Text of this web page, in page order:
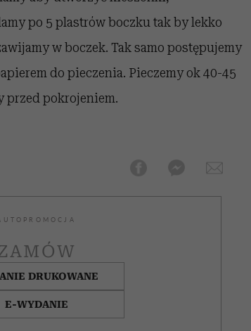
po 5 plastrów boczku tak by lekko
w boczek. Tak samo postępujemy
do pieczenia. Pieczemy ok 40-45
przed pokrojeniem.
DRUKOWANE
E-WYDANIE